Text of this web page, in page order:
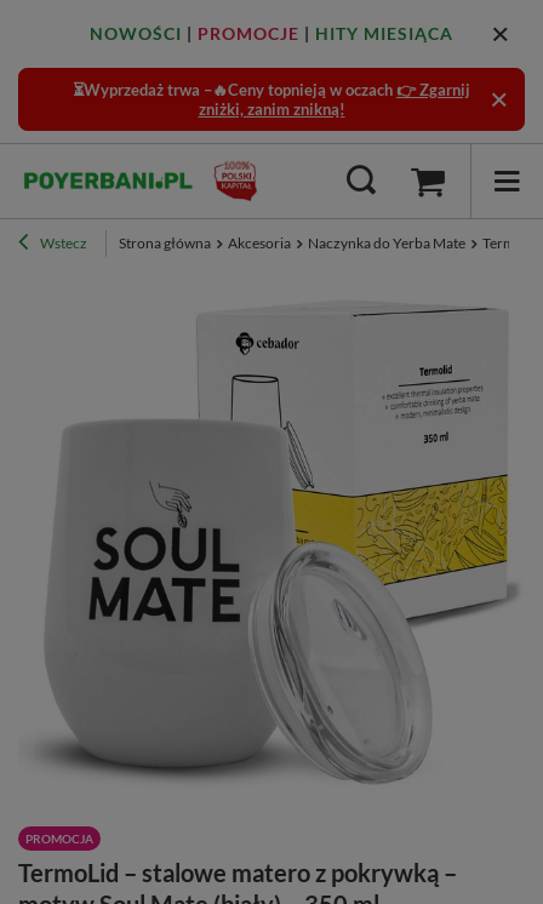
NOWOŚCI | PROMOCJE | HITY MIESIĄCA
⏳Wyprzedaż trwa –🔥Ceny topnieją w oczach 👉 Zgarnij
zniżki, zanim znikną!
Wstecz Strona główna Akcesoria Naczynka do Yerba Mate
PROMOCJA
TermoLid – stalowe matero z pokrywką –